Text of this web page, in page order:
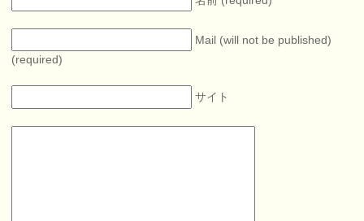
Mail (will not be published)
(required)
サイト